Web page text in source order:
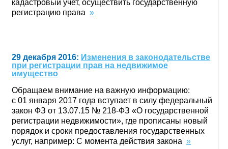
кадастровый учет, осуществить государственную
регистрацию права »
29 декабря 2016: Изменения в законодательстве
при регистрации прав на недвижимое
имущество
Обращаем внимание на важную информацию:
с 01 января 2017 года вступает в силу федеральный
закон ФЗ от 13.07.15 № 218-ФЗ «О государственной
регистрации недвижимости», где прописаны новый
порядок и сроки предоставления государственных
услуг, например: С момента действия закона »